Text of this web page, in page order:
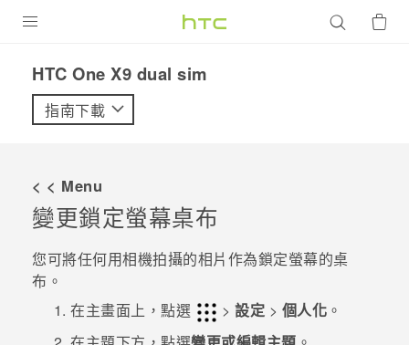
VIVE
配件
優惠專區
HTC One X9 dual sim‎
指南下載
< < Menu
變更鎖定螢幕桌布
您可將任何用相機拍攝的相片作為鎖定螢幕的桌
布。
在主畫面上，點選 > 設定 > 個人化 。